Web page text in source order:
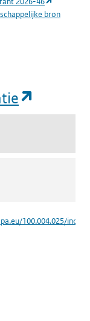
bron
100.004.025/